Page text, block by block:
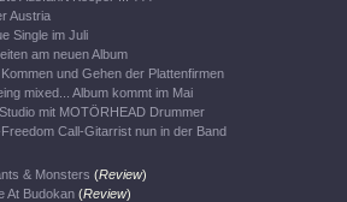
Austria
Single im Juli
am neuen Album
und Gehen der Plattenfirmen
mixed... Album kommt im Mai
mit MOTÖRHEAD Drummer
Call-Gitarrist nun in der Band
& Monsters (Review)
At Budokan (Review)